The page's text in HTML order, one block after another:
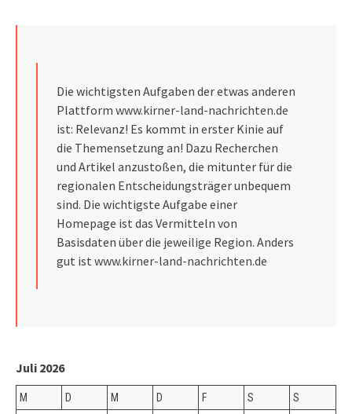
Die wichtigsten Aufgaben der etwas anderen
Plattform www.kirner-land-nachrichten.de
ist: Relevanz! Es kommt in erster Kinie auf
die Themensetzung an! Dazu Recherchen
und Artikel anzustoßen, die mitunter für die
regionalen Entscheidungsträger unbequem
sind. Die wichtigste Aufgabe einer
Homepage ist das Vermitteln von
Basisdaten über die jeweilige Region. Anders
gut ist www.kirner-land-nachrichten.de
Juli 2026
M D M D F S S